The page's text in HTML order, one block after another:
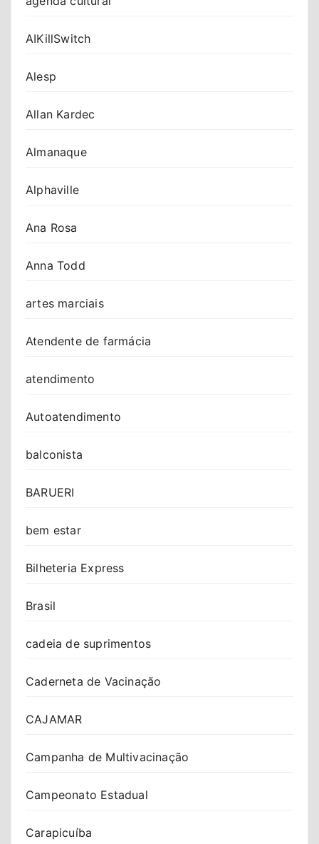
AIKillSwitch
Alesp
Allan Kardec
Almanaque
Alphaville
Ana Rosa
Anna Todd
artes marciais
Atendente de farmácia
atendimento
Autoatendimento
balconista
BARUERI
bem estar
Bilheteria Express
Brasil
cadeia de suprimentos
Caderneta de Vacinação
CAJAMAR
Campanha de Multivacinação
Campeonato Estadual
Carapicuíba